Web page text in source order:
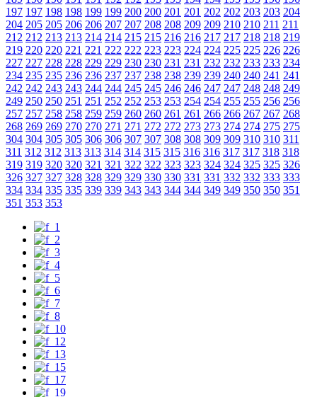
197 197 198 198 199 199 200 200 201 201 202 202 203 203 204
204 205 205 206 206 207 207 208 208 209 209 210 210 211 211
212 212 213 213 214 214 215 215 216 216 217 217 218 218 219
219 220 220 221 221 222 222 223 223 224 224 225 225 226 226
227 227 228 228 229 229 230 230 231 231 232 232 233 233 234
234 235 235 236 236 237 237 238 238 239 239 240 240 241 241
242 242 243 243 244 244 245 245 246 246 247 247 248 248 249
249 250 250 251 251 252 252 253 253 254 254 255 255 256 256
257 257 258 258 259 259 260 260 261 261 266 266 267 267 268
268 269 269 270 270 271 271 272 272 273 273 274 274 275 275
304 304 305 305 306 306 307 307 308 308 309 309 310 310 311
311 312 312 313 313 314 314 315 315 316 316 317 317 318 318
319 319 320 320 321 321 322 322 323 323 324 324 325 325 326
326 327 327 328 328 329 329 330 330 331 331 332 332 333 333
334 334 335 335 339 339 343 343 344 344 349 349 350 350 351
351 353 353